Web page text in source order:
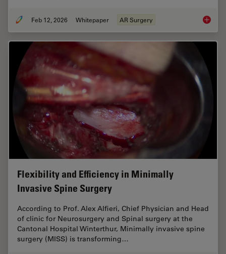
Feb 12, 2026 Whitepaper AR Surgery
Flexibility and Efficiency in Minimally
Invasive Spine Surgery
According to Prof. Alex Alfieri, Chief Physician and Head
of clinic for Neurosurgery and Spinal surgery at the
Cantonal Hospital Winterthur, Minimally invasive spine
surgery (MISS) is transforming…